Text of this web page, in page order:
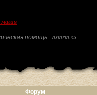
помощь - astarta.su
Форум